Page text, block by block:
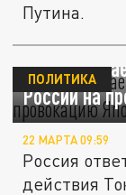
Путина.
Sohu: в
России на
ПОЛИТИКА
22 МАРТА 09:59
Россия
действия